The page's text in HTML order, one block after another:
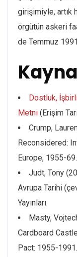
girişimiyle, artık
örgütün askeri
de Temmuz
Dostluk,
Metni (Erişim
Crump,
Reconsidered:
Europe, 1955-
Judt, Tony
Avrupa Tarihi
Yayınları.
Masty,
Cardboard
Pact: 1955-